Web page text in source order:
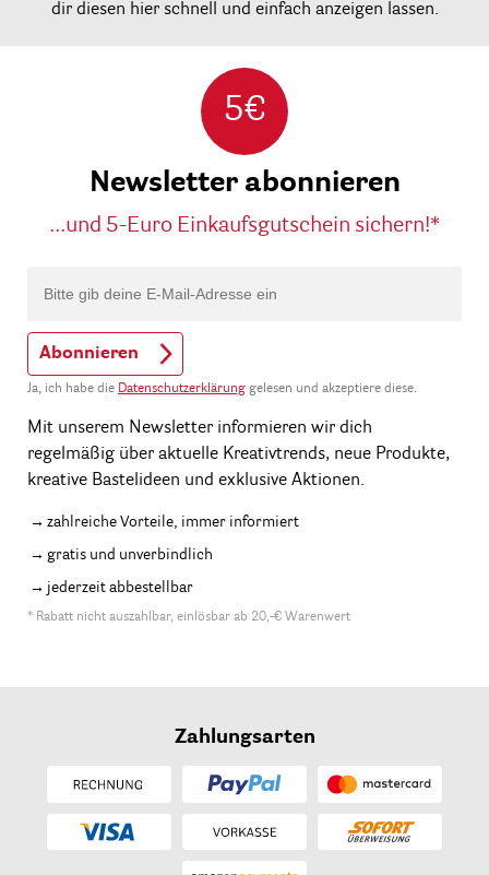
dir diesen hier schnell und einfach anzeigen lassen.
5€
Newsletter abonnieren
...und 5-Euro Einkaufsgutschein sichern!*
Abonnieren
Ja, ich habe die Datenschutzerklärung gelesen und akzeptiere diese.
Mit unserem Newsletter informieren wir dich
regelmäßig über aktuelle Kreativtrends, neue Produkte,
kreative Bastelideen und exklusive Aktionen.
zahlreiche Vorteile, immer informiert
gratis und unverbindlich
jederzeit abbestellbar
* Rabatt nicht auszahlbar, einlösbar ab 20,-€ Warenwert
Zahlungsarten